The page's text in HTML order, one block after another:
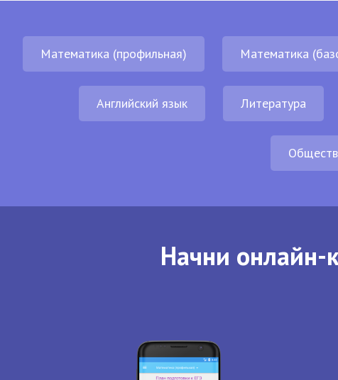
Математика (профильная) Математика
Английский язык Литература
Начни онлайн-